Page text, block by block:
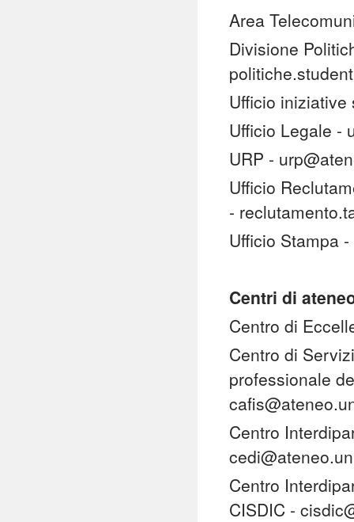
Area
Divisione
Ufficio
Ufficio Legale -
URP -
Ufficio
-
Ufficio Stampa
Centri di
Centro di
Centro di
professionale
Centro
Centro
CISDIC -